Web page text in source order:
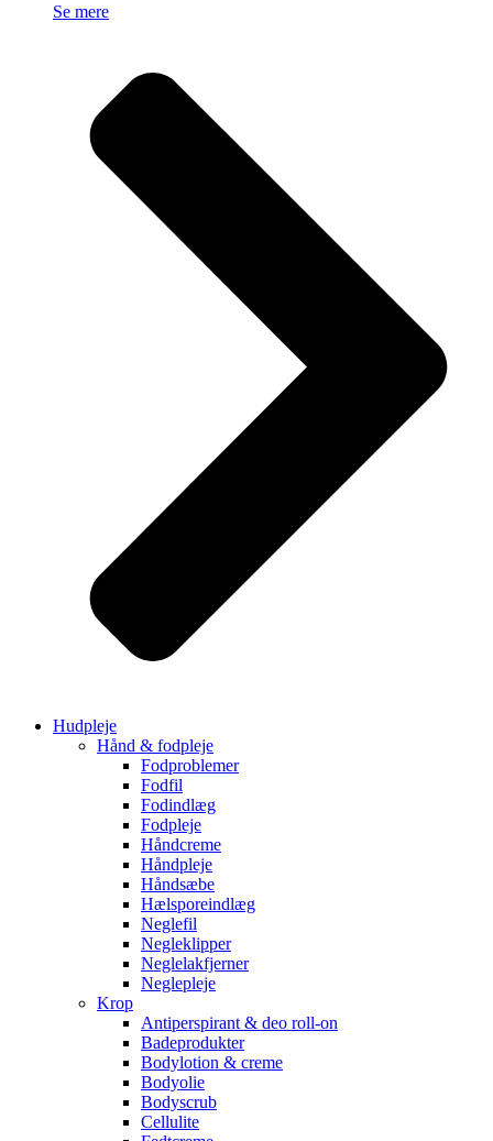
Se mere
Hudpleje
Hånd & fodpleje
Fodproblemer
Fodfil
Fodindlæg
Fodpleje
Håndcreme
Håndpleje
Håndsæbe
Hælsporeindlæg
Neglefil
Negleklipper
Neglelakfjerner
Neglepleje
Krop
Antiperspirant & deo roll-on
Badeprodukter
Bodylotion & creme
Bodyolie
Bodyscrub
Cellulite